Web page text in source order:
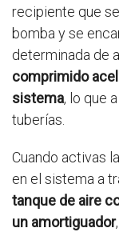
recipiente que
bomba y se
determinada de
comprimido
sistema, lo que
tuberías.
Cuando activas
en el sistema a
tanque de aire
un amortiguador